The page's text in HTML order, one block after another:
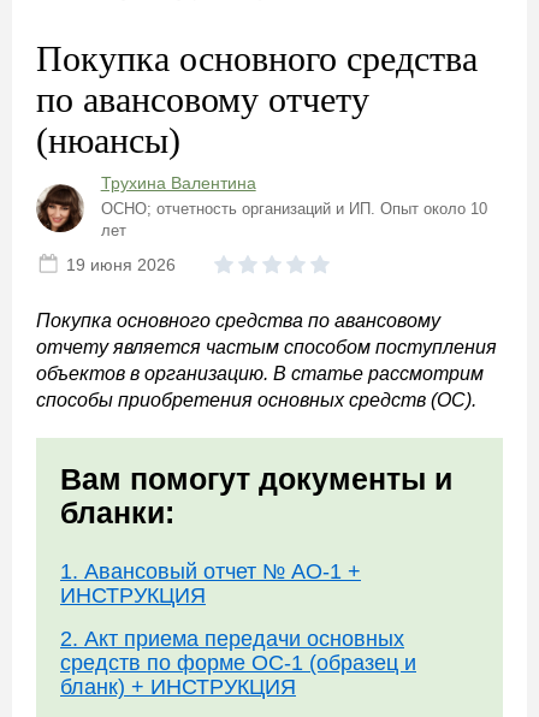
Покупка основного средства
по авансовому отчету
(нюансы)
Трухина Валентина
ОСНО; отчетность организаций и ИП. Опыт около 10
лет
19 июня 2026
Покупка основного средства по авансовому
отчету является частым способом поступления
объектов в организацию. В статье рассмотрим
способы приобретения основных средств (ОС).
Вам помогут документы и
бланки:
1. Авансовый отчет № АО-1 +
ИНСТРУКЦИЯ
2. Акт приема передачи основных
средств по форме ОС-1 (образец и
бланк) + ИНСТРУКЦИЯ